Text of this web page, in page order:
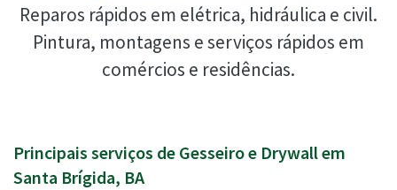
Reparos rápidos em elétrica, hidráulica e civil.
Pintura, montagens e serviços rápidos em
comércios e residências.
Principais serviços de Gesseiro e Drywall em
Santa Brígida, BA